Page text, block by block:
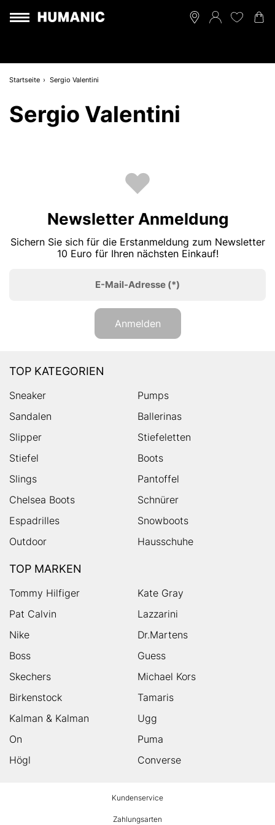
Startseite Sergio Valentini
Sergio Valentini
Newsletter Anmeldung
Sichern Sie sich für die Erstanmeldung zum Newsletter
10 Euro für Ihren nächsten Einkauf!
E-Mail-Adresse (*)
Anmelden
TOP KATEGORIEN
Sneaker
Pumps
Sandalen
Ballerinas
Slipper
Stiefeletten
Stiefel
Boots
Slings
Pantoffel
Chelsea Boots
Schnürer
Espadrilles
Snowboots
Outdoor
Hausschuhe
TOP MARKEN
Tommy Hilfiger
Kate Gray
Pat Calvin
Lazzarini
Nike
Dr.Martens
Boss
Guess
Skechers
Michael Kors
Birkenstock
Tamaris
Kalman & Kalman
Ugg
On
Puma
Högl
Converse
Kundenservice
Zahlungsarten